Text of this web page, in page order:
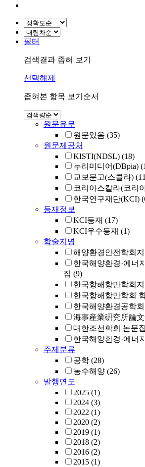
필터
검색결과 좁혀 보기
선택해제
좁혀본 항목 보기순서
원문유무
원문있음 (35)
원문제공처
KISTI(NDSL) (18)
누리미디어(DBpia)
교보문고(스콜라)
코리아스칼라(코리
한국연구재단(KCI)
등재정보
KCI등재 (17)
KCI우수등재 (1)
학술지명
해양환경안전학회지
한국해양환경·에너
집 (9)
한국항해항만학회지
한국항해항만학회
한국해양환경공학
海事産業硏究所論
대한조선학회 논문집
한국해양환경·에너
주제분류
공학 (28)
농수해양 (26)
발행연도
2025 (1)
2024 (3)
2022 (1)
2020 (2)
2019 (1)
2018 (2)
2016 (2)
2015 (1)